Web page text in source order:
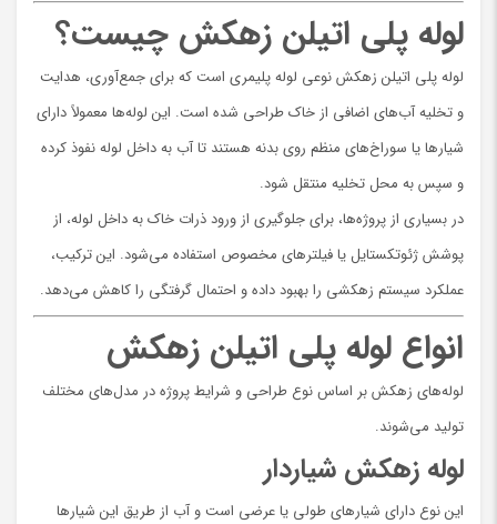
لوله پلی اتیلن زهکش چیست؟
لوله پلی اتیلن زهکش نوعی لوله پلیمری است که برای جمع‌آوری، هدایت
و تخلیه آب‌های اضافی از خاک طراحی شده است. این لوله‌ها معمولاً دارای
شیارها یا سوراخ‌های منظم روی بدنه هستند تا آب به داخل لوله نفوذ کرده
و سپس به محل تخلیه منتقل شود.
در بسیاری از پروژه‌ها، برای جلوگیری از ورود ذرات خاک به داخل لوله، از
پوشش ژئوتکستایل یا فیلترهای مخصوص استفاده می‌شود. این ترکیب،
عملکرد سیستم زهکشی را بهبود داده و احتمال گرفتگی را کاهش می‌دهد.
انواع لوله پلی اتیلن زهکش
لوله‌های زهکش بر اساس نوع طراحی و شرایط پروژه در مدل‌های مختلف
تولید می‌شوند.
لوله زهکش شیاردار
این نوع دارای شیارهای طولی یا عرضی است و آب از طریق این شیارها